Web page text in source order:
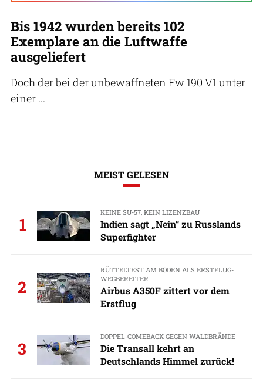
Bis 1942 wurden bereits 102
Exemplare an die Luftwaffe
ausgeliefert
Doch der bei der unbewaffneten Fw 190 V1 unter
einer ...
MEIST GELESEN
1
KEINE SU-57, KEIN LIZENZBAU
Indien sagt „Nein“ zu Russlands
Superfighter
2
RÜTTELTEST AM BODEN ALS ERSTFLUG-
WEGBEREITER
Airbus A350F zittert vor dem
Erstflug
3
DOPPEL-COMEBACK GEGEN WALDBRÄNDE
Die Transall kehrt an
Deutschlands Himmel zurück!